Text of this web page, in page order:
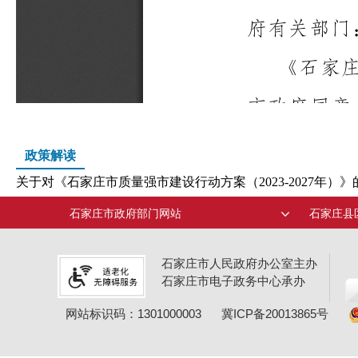
政策解读
关于对《石家庄市质量强市建设行动方案（2023-2027年）》